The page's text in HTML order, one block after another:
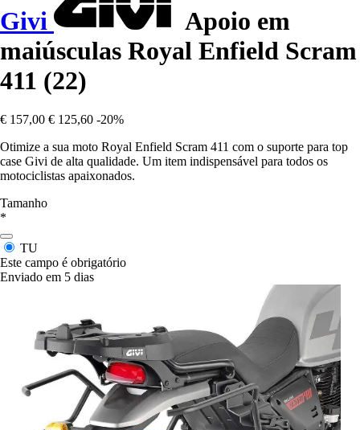
Givi
Apoio em
maiúsculas Royal Enfield Scram
411 (22)
€ 157,00 € 125,60 -20%
Otimize a sua moto Royal Enfield Scram 411 com o suporte para top
case Givi de alta qualidade. Um item indispensável para todos os
motociclistas apaixonados.
Tamanho
*
TU
Este campo é obrigatório
Enviado em 5 dias